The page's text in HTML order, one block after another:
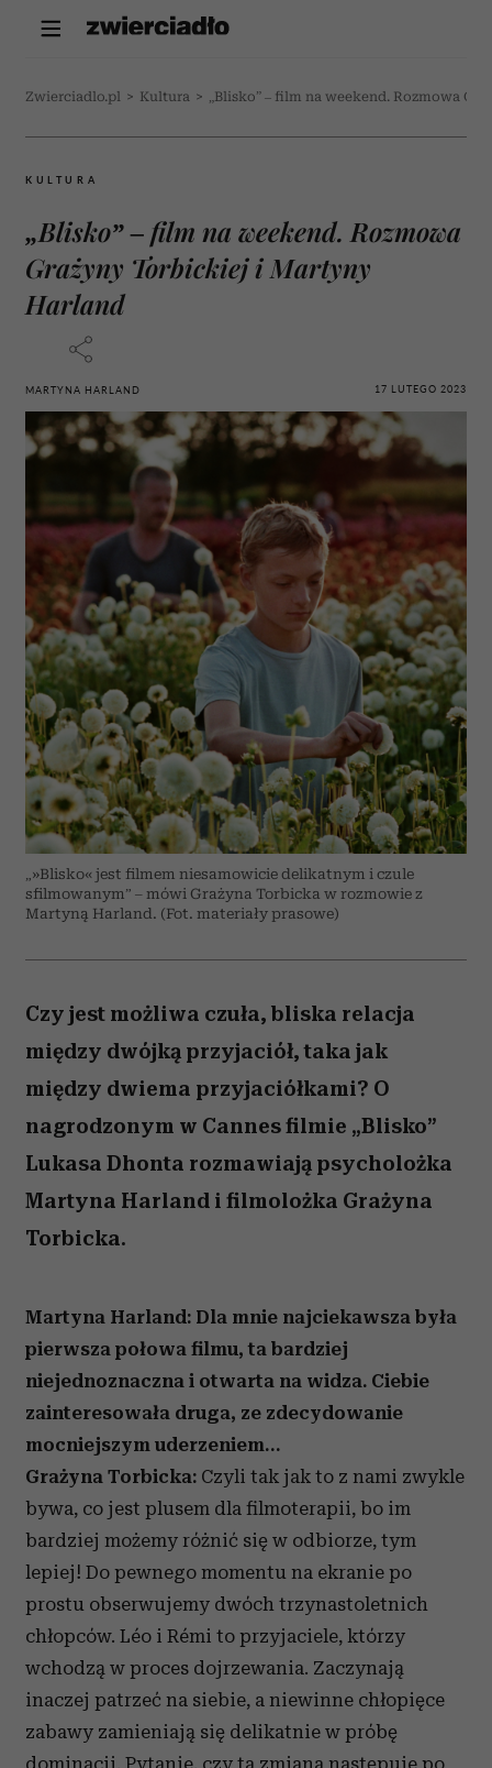
Zwierciadlo.pl > Kultura > „Blisko” – film na weekend. Rozmowa
KULTURA
„Blisko” – film na weekend. Rozmowa
Grażyny Torbickiej i Martyny
Harland
MARTYNA HARLAND 17 LUTEGO 2023
„»Blisko« jest filmem niesamowicie delikatnym i czule
sfilmowanym” – mówi Grażyna Torbicka w rozmowie z
Martyną Harland. (Fot. materiały prasowe)
Czy jest możliwa czuła, bliska relacja
między dwójką przyjaciół, taka jak
między dwiema przyjaciółkami? O
nagrodzonym w Cannes filmie „Blisko”
Lukasa Dhonta rozmawiają psycholożka
Martyna Harland i filmolożka Grażyna
Torbicka.
Martyna Harland: Dla mnie najciekawsza była
pierwsza połowa filmu, ta bardziej
niejednoznaczna i otwarta na widza. Ciebie
zainteresowała druga, ze zdecydowanie
mocniejszym uderzeniem…
Grażyna Torbicka: Czyli tak jak to z nami zwykle
bywa, co jest plusem dla filmoterapii, bo im
bardziej możemy różnić się w odbiorze, tym
lepiej! Do pewnego momentu na ekranie po
prostu obserwujemy dwóch trzynastoletnich
chłopców. Léo i Rémi to przyjaciele, którzy
wchodzą w proces dojrzewania. Zaczynają
inaczej patrzeć na siebie, a niewinne chłopięce
zabawy zamieniają się delikatnie w próbę
dominacji. Pytanie, czy ta zmiana następuje po